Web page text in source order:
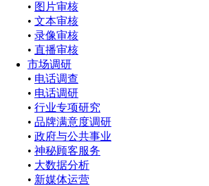
• 图片审核
• 文本审核
• 录像审核
• 直播审核
市场调研
• 电话调查
• 电话调研
• 行业专项研究
• 品牌满意度调研
• 政府与公共事业
• 神秘顾客服务
• 大数据分析
• 新媒体运营